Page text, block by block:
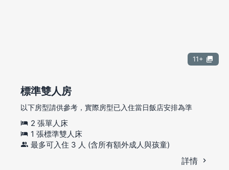
11+
標準雙人房
以下房型請供參考，實際房型已入住當日飯店安排為準
2 張單人床
1 張標準雙人床
最多可入住 3 人 (含所有額外成人與孩童)
詳情